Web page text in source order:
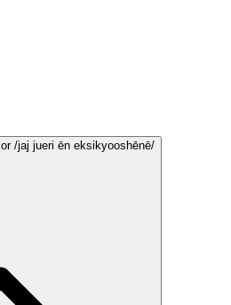
or /jaj jueri ēn eksikyooshēnē/